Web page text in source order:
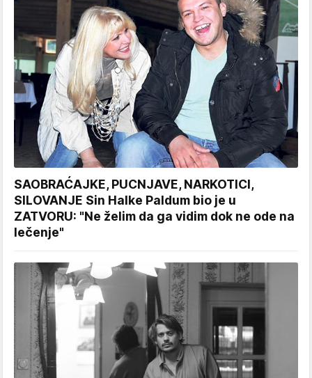
SAOBRAĆAJKE, PUCNJAVE, NARKOTICI,
SILOVANJE Sin Halke Paldum bio je u
ZATVORU: "Ne želim da ga vidim dok ne ode na
lečenje"